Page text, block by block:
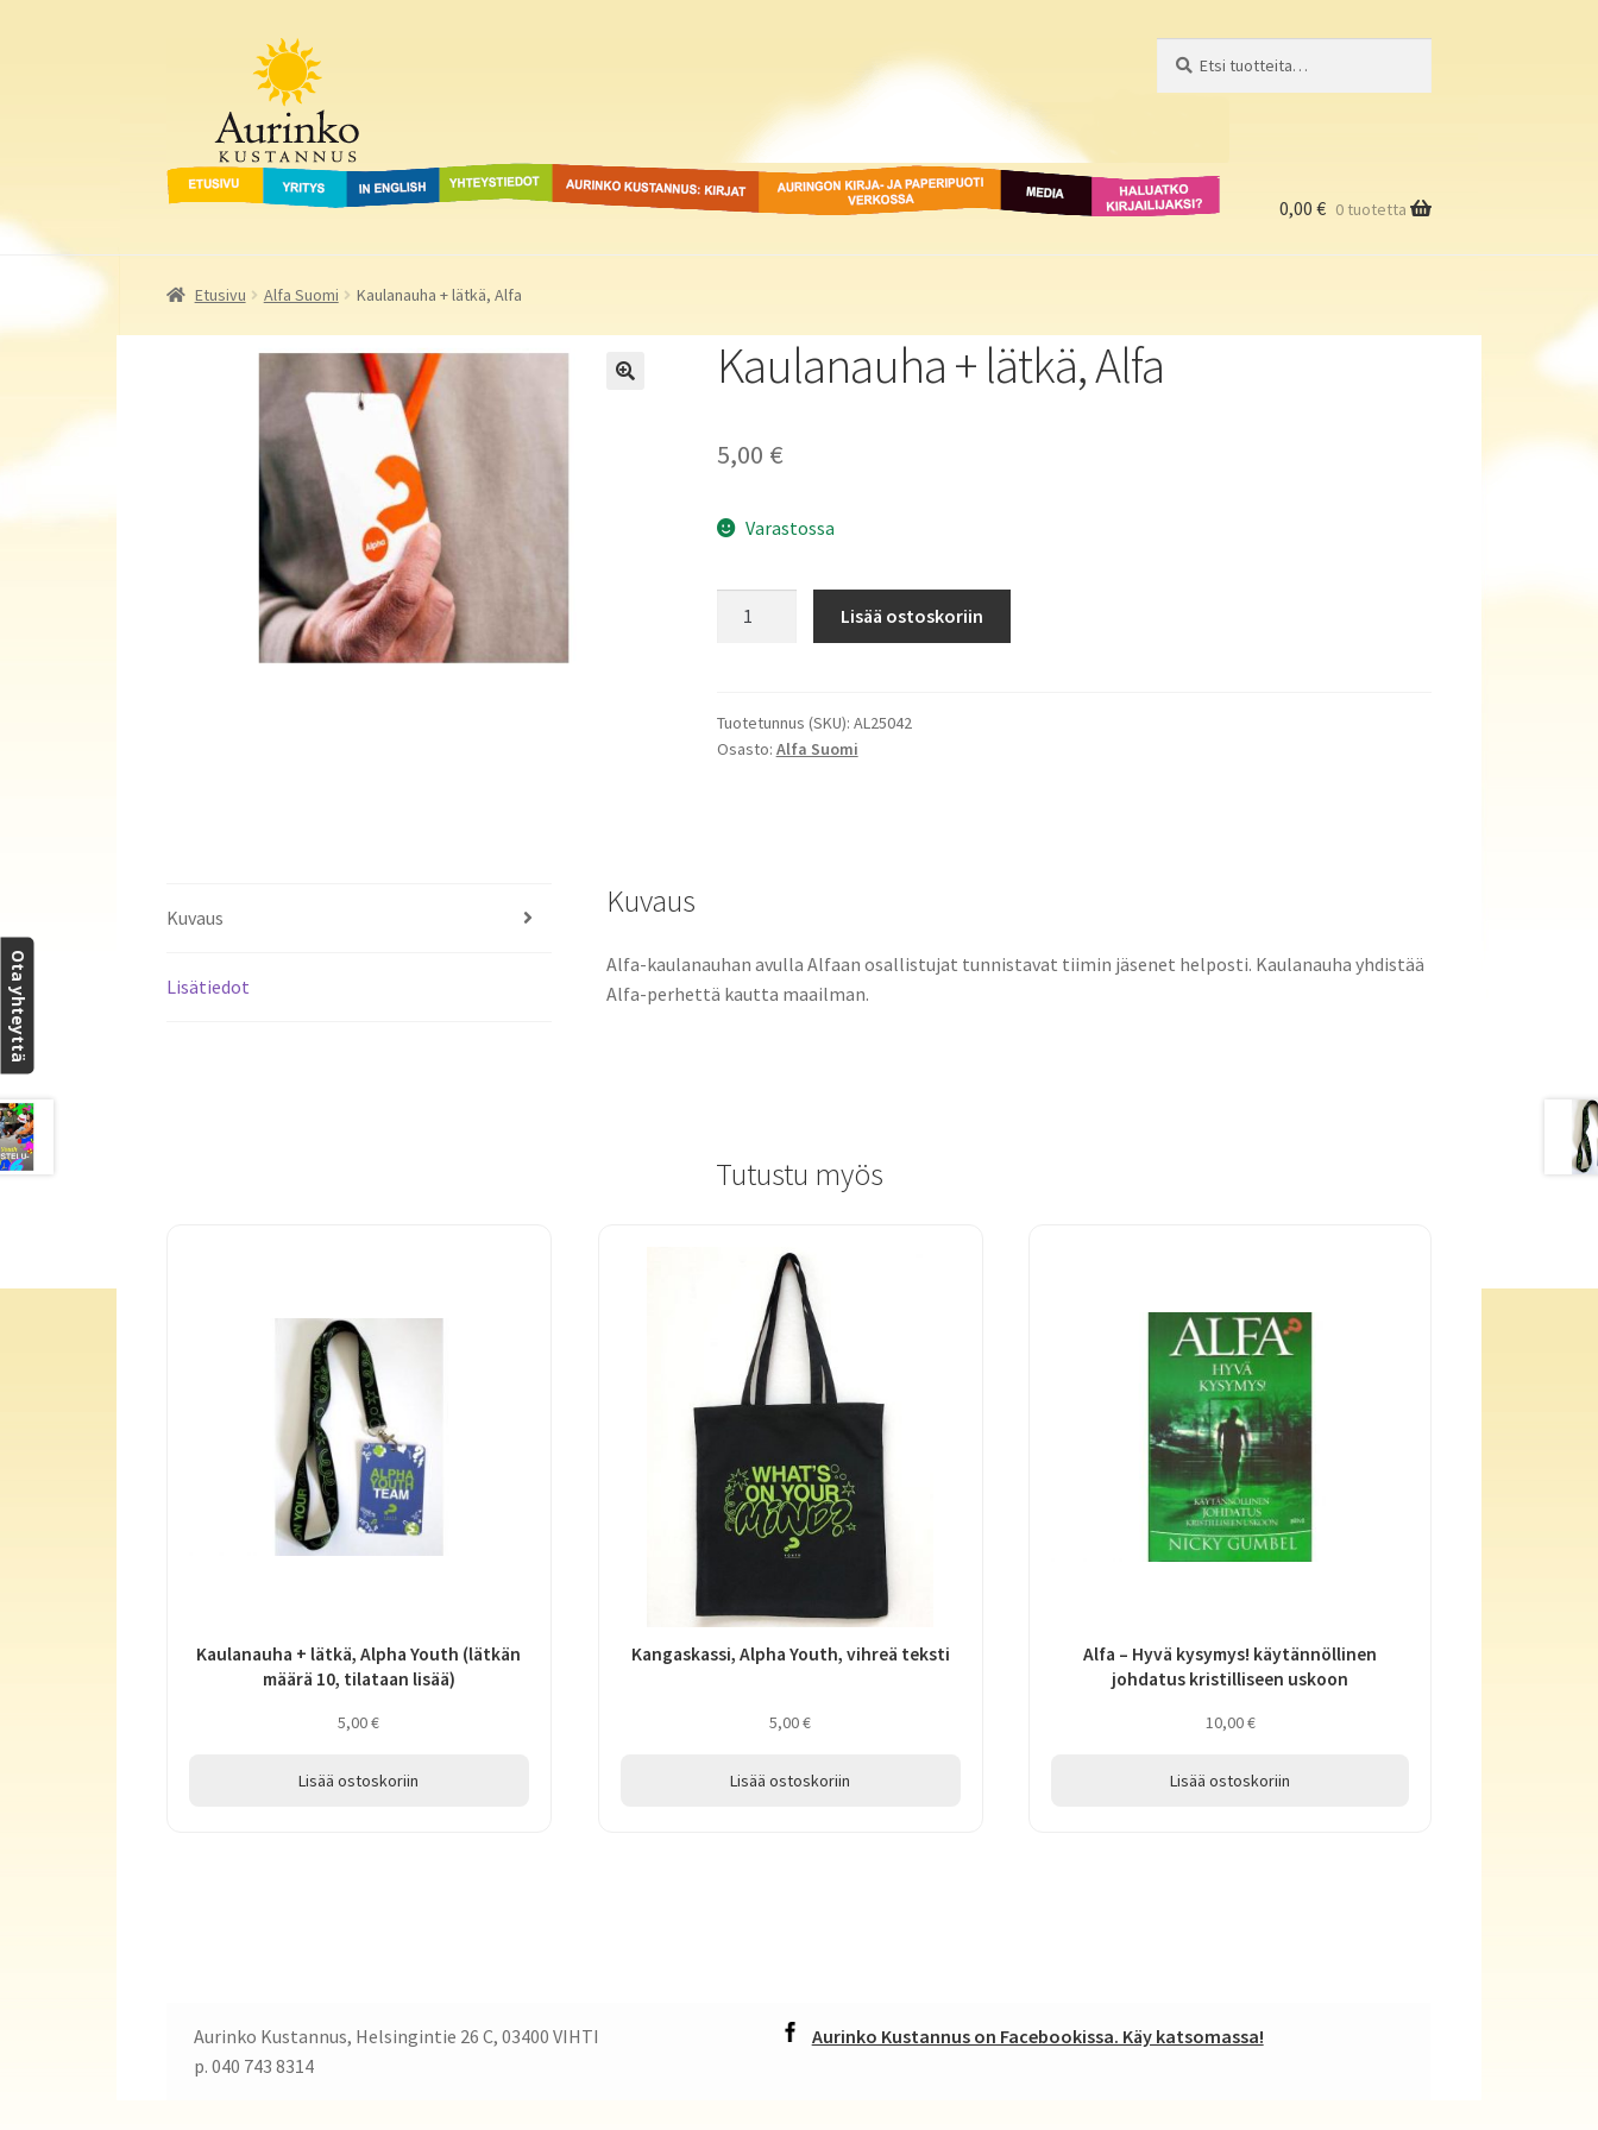
navigointiin
Aurinko Kustannus
Etusivu Yritys In English Yhteystiedot Aurinko Kustannus: kirjat Auringon kirja- ja
paperipuodit verkossa
Media
Haluatko
kirjailijaksi?
0,00 € 0 tuotetta
Etusivu Alfa Suomi Kaulanauha + lätkä, Alfa
Kaulanauha + lätkä, Alfa
5,00 €
Varastossa
määrä
Lisää ostoskoriin
Tuotetunnus (SKU): AL25042
Osasto: Alfa Suomi
Kuvaus
Lisätiedot
Kuvaus
Alfa-kaulanauhan avulla Alfaan osallistujat tunnistavat tiimin jäsenet helposti. Kaulanauha yhdistää
Alfa-perhettä kautta maailman.
Tutustu myös
Kaulanauha + lätkä, Alpha Youth (lätkän
määrä 10, tilataan lisää)
5,00€
Lisää ostoskoriin
Kangaskassi, Alpha Youth, vihreä teksti
5,00€
Lisää ostoskoriin
Alfa – Hyvä kysymys! käytännöllinen
johdatus kristilliseen uskoon
10,00€
Lisää ostoskoriin
Aurinko Kustannus, Helsingintie 26 C, 03400 VIHTI
p. 040 743 8314
Aurinko Kustannus on Facebookissa. Käy katsomassa!
Ota yhteyttä